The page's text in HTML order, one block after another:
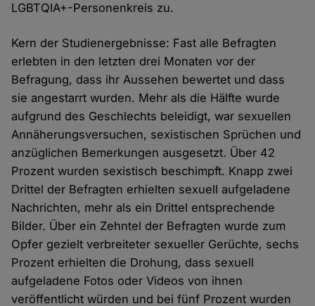
LGBTQIA+-Personenkreis zu.
Kern der Studienergebnisse: Fast alle Befragten
erlebten in den letzten drei Monaten vor der
Befragung, dass ihr Aussehen bewertet und dass
sie angestarrt wurden. Mehr als die Hälfte wurde
aufgrund des Geschlechts beleidigt, war sexuellen
Annäherungsversuchen, sexistischen Sprüchen und
anzüglichen Bemerkungen ausgesetzt. Über 42
Prozent wurden sexistisch beschimpft. Knapp zwei
Drittel der Befragten erhielten sexuell aufgeladene
Nachrichten, mehr als ein Drittel entsprechende
Bilder. Über ein Zehntel der Befragten wurde zum
Opfer gezielt verbreiteter sexueller Gerüchte, sechs
Prozent erhielten die Drohung, dass sexuell
aufgeladene Fotos oder Videos von ihnen
veröffentlicht würden und bei fünf Prozent wurden